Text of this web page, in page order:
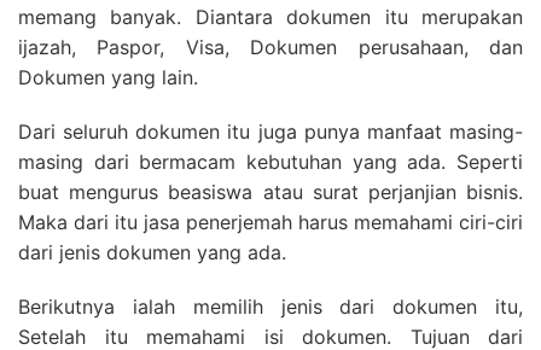
memang banyak. Diantara dokumen itu merupakan
ijazah, Paspor, Visa, Dokumen perusahaan, dan
Dokumen yang lain.
Dari seluruh dokumen itu juga punya manfaat masing-
masing dari bermacam kebutuhan yang ada. Seperti
buat mengurus beasiswa atau surat perjanjian bisnis.
Maka dari itu jasa penerjemah harus memahami ciri-ciri
dari jenis dokumen yang ada.
Berikutnya ialah memilih jenis dari dokumen itu,
Setelah itu memahami isi dokumen. Tujuan dari